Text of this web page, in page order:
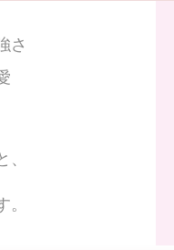
さ